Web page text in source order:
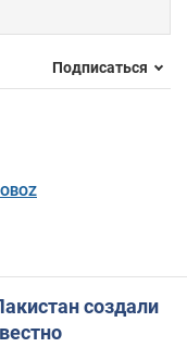
Подписаться
создали